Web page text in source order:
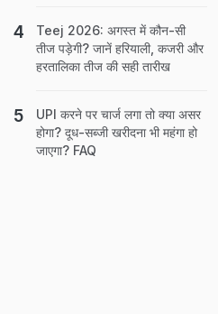
Teej 2026: अगस्त में कौन-सी
तीज पड़ेगी? जानें हरियाली, कजरी और
हरतालिका तीज की सही तारीख
UPI करने पर चार्ज लगा तो क्या असर
होगा? दूध-सब्जी खरीदना भी महंगा हो
जाएगा? FAQ